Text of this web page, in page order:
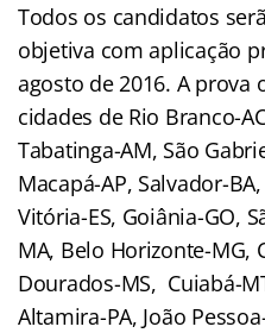
Todos os candidatos
objetiva com aplicação
agosto de 2016. A prova
cidades de Rio Branco-
Tabatinga-AM, São
Macapá-AP, Salvador-
Vitória-ES, Goiânia-GO,
MA, Belo Horizonte-MG,
Dourados-MS, Cuiabá-
Altamira-PA, João